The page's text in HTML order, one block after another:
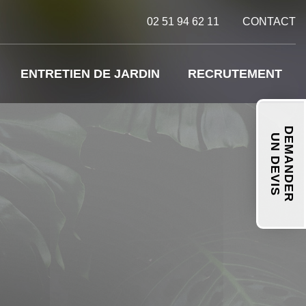
02 51 94 62 11 CONTACT
ENTRETIEN DE JARDIN RECRUTEMENT
DEMANDER
UN DEVIS